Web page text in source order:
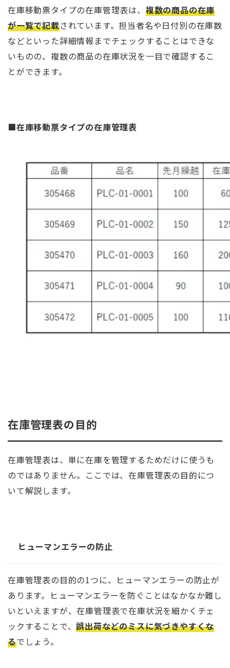
在庫移動票タイプの在庫管理表は、 複数の商品の在庫
が一覧で記載されています。担当者名や日付別の在庫数
などといった詳細情報までチェックすることはできな
いものの、複数の商品の在庫状況を一目で確認するこ
とができます。
■在庫移動票タイプの在庫管理表
在庫管理表の目的
在庫管理表は、単に在庫を管理するためだけに使うも
のではありません。ここでは、在庫管理表の目的につ
いて解説します。
ヒューマンエラーの防止
在庫管理表の目的の1つに、ヒューマンエラーの防止が
あります。ヒューマンエラーを防ぐことはなかなか難し
いといえますが、在庫管理表で在庫状況を細かくチェ
ックすることで、誤出荷などのミスに気づきやすくな
るでしょう。